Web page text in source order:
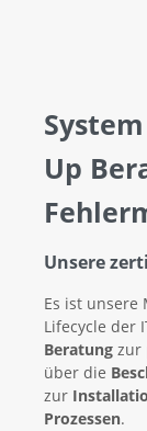
Up
Unsere
Es ist unsere
Lifecycle der
Beratung zur
über die
zur
Prozessen.